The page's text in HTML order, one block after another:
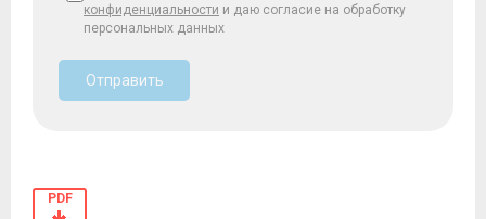
конфиденциальности и даю согласие на обработку
персональных данных
Отправить
PDF